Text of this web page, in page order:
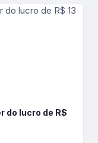
do lucro de R$